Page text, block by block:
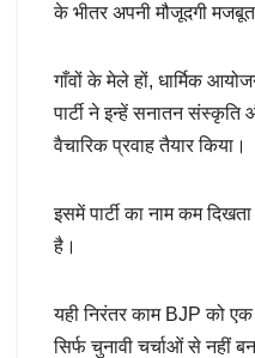
के भीतर अपनी मौजूदगी
गाँवों के मेले हों, धार्मिक
पार्टी ने इन्हें सनातन
वैचारिक प्रवाह तैयार किया।
इसमें पार्टी का नाम कम
है।
यही निरंतर काम BJP को
सिर्फ चुनावी चर्चाओं से नहीं